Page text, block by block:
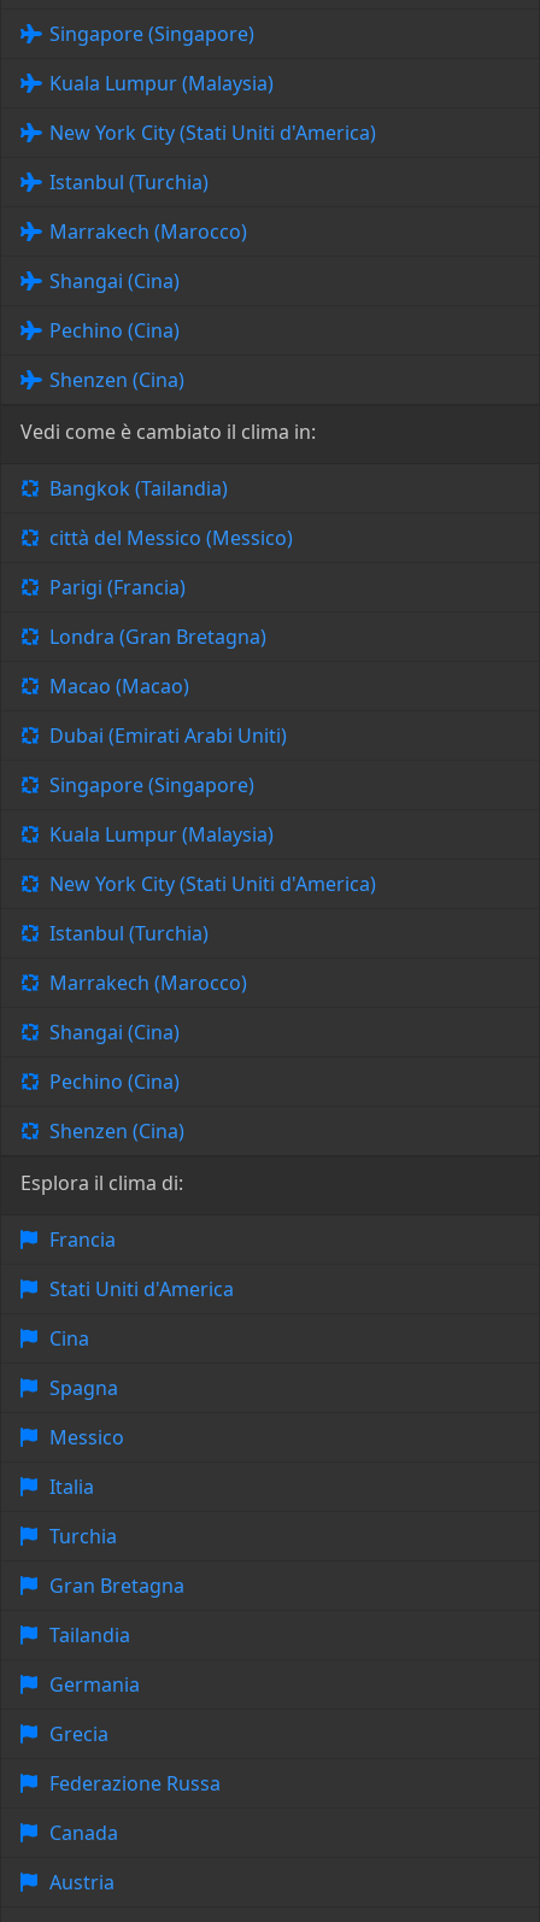
Singapore (Singapore)
Kuala Lumpur (Malaysia)
New York City (Stati Uniti d'America)
Istanbul (Turchia)
Marrakech (Marocco)
Shangai (Cina)
Pechino (Cina)
Shenzen (Cina)
Vedi come è cambiato il clima in:
Bangkok (Tailandia)
città del Messico (Messico)
Parigi (Francia)
Londra (Gran Bretagna)
Macao (Macao)
Dubai (Emirati Arabi Uniti)
Singapore (Singapore)
Kuala Lumpur (Malaysia)
New York City (Stati Uniti d'America)
Istanbul (Turchia)
Marrakech (Marocco)
Shangai (Cina)
Pechino (Cina)
Shenzen (Cina)
Esplora il clima di:
Francia
Stati Uniti d'America
Cina
Spagna
Messico
Italia
Turchia
Gran Bretagna
Tailandia
Germania
Grecia
Federazione Russa
Canada
Austria